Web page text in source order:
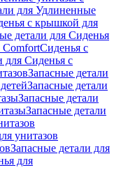
для Удлиненные
с крышкой для
детали для Сиденья
ComfortСиденья с
для Сиденья с
Запасные детали
Запасные детали
Запасные детали
Запасные детали
унитазов
Запасные детали для
для